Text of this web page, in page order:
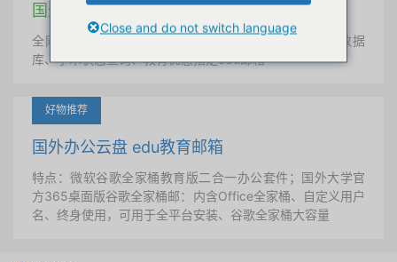
国外学术美国 edu教育邮箱
全网唯一首发、自定义用户名、终身使用、学术文献数据
库、学术状态查询、教育优惠指定edu邮箱
好物推荐
国外办公云盘 edu教育邮箱
特点：微软谷歌全家桶教育版二合一办公套件；国外大学官
方365桌面版谷歌全家桶邮：内含Office全家桶、自定义用户
名、终身使用，可用于全平台安装、谷歌全家桶大容量
Close and do not switch language